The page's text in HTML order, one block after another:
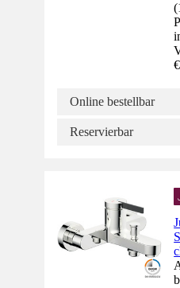
(
€
Online bestellbar
Reservierbar